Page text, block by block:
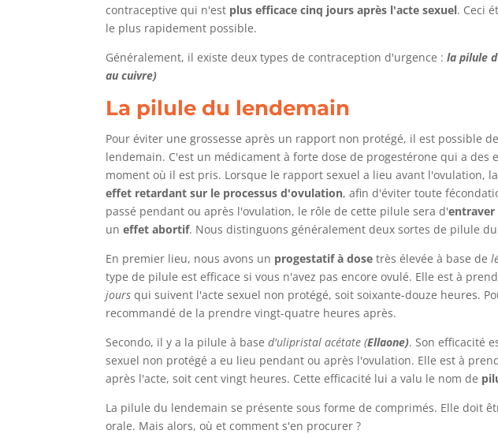
contraceptive qui n'est plus efficace cinq jours après l'acte sexuel. Ceci
le plus rapidement possible.
Généralement, il existe deux types de contraception d'urgence :la pilule
au cuivre)
La pilule du lendemain
Pour éviter une grossesse après un rapport non protégé, il est possible
lendemain. C'est un médicament à forte dose de progestérone qui a des
moment où il est pris. Lorsque le rapport sexuel a lieu avant l'ovulation,
effet retardant sur le processus d'ovulation, afin d'éviter toute
passé pendant ou après l'ovulation, le rôle de cette pilule sera d'
uneffet abortif. Nous distinguons généralement deux sortes de pilule
En premier lieu, nous avons un progestatif à dosetrès élevée à base de
type de pilule est efficace si vous n'avez pas encore ovulé. Elle est à
jours qui suivent l'acte sexuel non protégé, soit soixante-douze heures.
recommandé de la prendre vingt-quatre heures après.
Secondo, il y a la pilule à based'ulipristal acétate (Ellaone). Son efficacité
sexuel non protégé a eu lieu pendant ou après l'ovulation. Elle est à
après l'acte, soit cent vingt heures. Cette efficacité lui a valu le nom de
La pilule du lendemain se présente sous forme de comprimés. Elle doit
orale. Mais alors, où et comment s'en procurer ?